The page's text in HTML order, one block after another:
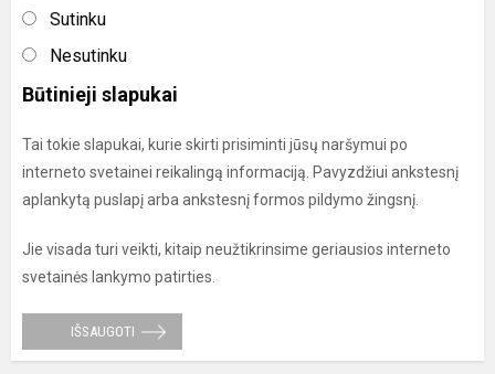
Sutinku
Nesutinku
Būtinieji slapukai
Tai tokie slapukai, kurie skirti prisiminti jūsų naršymui po
interneto svetainei reikalingą informaciją. Pavyzdžiui ankstesnį
aplankytą puslapį arba ankstesnį formos pildymo žingsnį.
Jie visada turi veikti, kitaip neužtikrinsime geriausios interneto
svetainės lankymo patirties.
IŠSAUGOTI